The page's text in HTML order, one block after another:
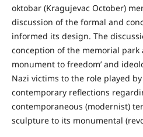
oktobar (Kragujevac October)
discussion of the formal and
informed its design. The
conception of the memorial park
monument to freedom’ and
Nazi victims to the role played
contemporary reflections
contemporaneous (modernist)
sculpture to its monumental